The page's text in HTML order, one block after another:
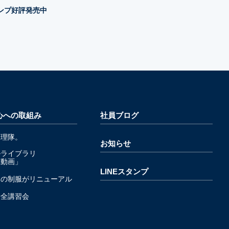
プ好評発売中
への取組み
隊。
イブラリ
画」
制服がリニューアル
講習会
社員ブログ
お知らせ
LINEスタンプ